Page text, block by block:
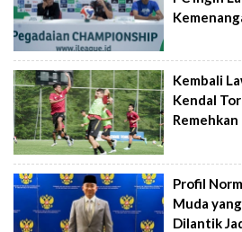
Kembali
Kendal
Remehkan
Profil
Muda
Dilantik